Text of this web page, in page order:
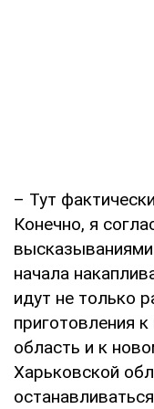
– Тут
Конечно, я
начала
идут не только
приготовления
область и к
Харьковской